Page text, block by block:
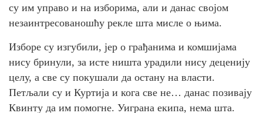
су им управо и на изборима, али и данас својом
незаинтресованошћу рекле шта мисле о њима.
Изборе су изгубили, јер о грађанима и комшијама
нису бринули, за исте ништа урадили нису деценију
целу, а све су покушали да остану на власти.
Петљали су и Куртија и кога све не… данас позивају
Квинту да им помогне. Уиграна екипа, нема шта.